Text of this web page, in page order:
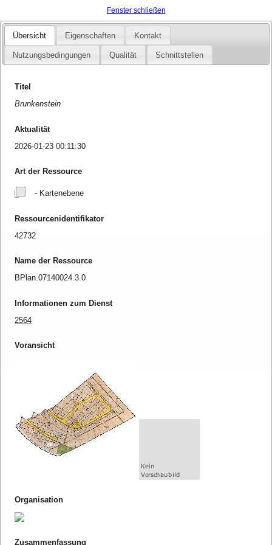
Fenster schließen
Übersicht Eigenschaften Kontakt
Nutzungsbedingungen Qualität Schnittstellen
Titel
Brunkenstein
Aktualität
2026-01-23 00:11:30
Art der Ressource
- Kartenebene
Ressourcenidentifikator
42732
Name der Ressource
BPlan.07140024.3.0
Informationen zum Dienst
2564
Voransicht
Organisation
Zusammenfassung